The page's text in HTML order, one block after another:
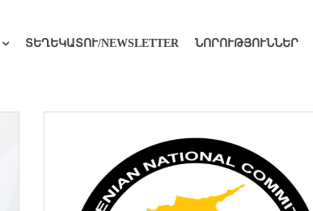
ՏԵՂԵԿԱՏՈՒ/NEWSLETTER ՆՈՐՈՒԹՅՈՒՆՆԵՐ